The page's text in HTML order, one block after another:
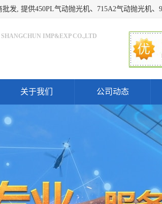
SHANGCHUN IMP&EXP CO.,LTD
关于我们 公司动态